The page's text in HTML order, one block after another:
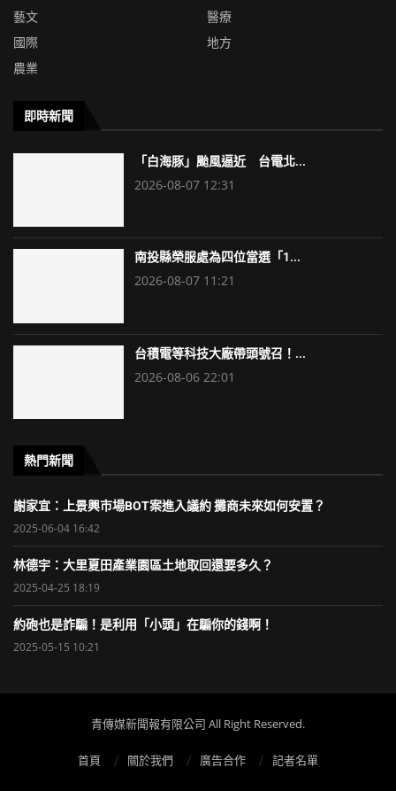
藝文
醫療
國際
地方
農業
即時新聞
「白海豚」颱風逼近 台電北...
2026-08-07 12:31
南投縣榮服處為四位當選「1...
2026-08-07 11:21
台積電等科技大廠帶頭號召！...
2026-08-06 22:01
熱門新聞
謝家宜：上景興市場BOT案進入議約 攤商未來如何安置？
2025-06-04 16:42
林德宇：大里夏田產業園區土地取回還要多久？
2025-04-25 18:19
約砲也是詐騙！是利用「小頭」在騙你的錢啊！
2025-05-15 10:21
青傳媒新聞報有限公司 All Right Reserved.
首頁 關於我們 廣告合作 記者名單